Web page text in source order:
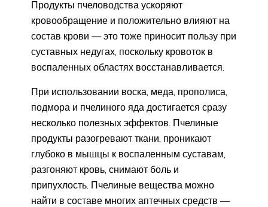
Продукты пчеловодства ускоряют
кровообращение и положительно влияют на
состав крови — это тоже приносит пользу при
суставных недугах, поскольку кровоток в
воспаленных областях восстанавливается.
При использовании воска, меда, прополиса,
подмора и пчелиного яда достигается сразу
несколько полезных эффектов. Пчелиные
продукты разогревают ткани, проникают
глубоко в мышцы к воспаленным суставам,
разгоняют кровь, снимают боль и
припухлость. Пчелиные вещества можно
найти в составе многих аптечных средств —